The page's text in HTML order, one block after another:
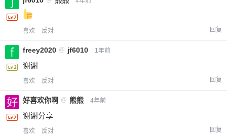
喜欢 反对 回复
freey2020 @ jf6010 1年前
谢谢
喜欢 反对 回复
好喜欢你啊 @ 熊熊 4年前
谢谢分享
喜欢 反对 回复